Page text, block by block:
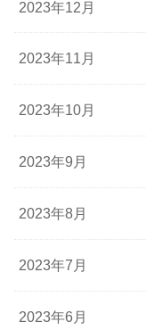
2023年12月
2023年11月
2023年10月
2023年9月
2023年8月
2023年7月
2023年6月